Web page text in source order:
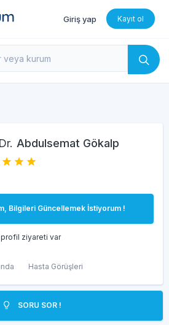
Hekimi Bul, Yorumları İncele
Giriş yap Kayıt ol
Abdulsemat Gökalp
Bilgileri Güncellemek İstiyorum !
ziyareti var
Hasta Görüşleri
SORU SOR !